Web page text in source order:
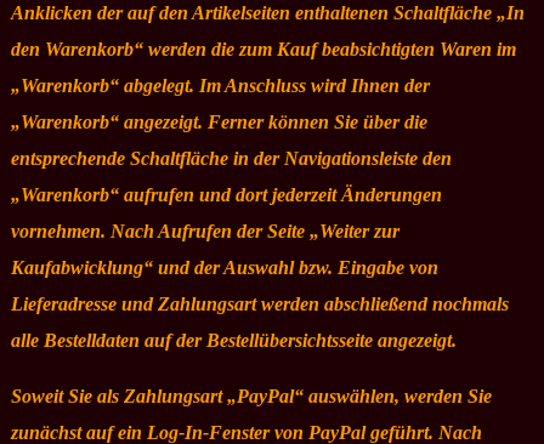
Anklicken der auf den Artikelseiten enthaltenen Schaltfläche „In
den Warenkorb“ werden die zum Kauf beabsichtigten Waren im
„Warenkorb“ abgelegt. Im Anschluss wird Ihnen der
„Warenkorb“ angezeigt. Ferner können Sie über die
entsprechende Schaltfläche in der Navigationsleiste den
„Warenkorb“ aufrufen und dort jederzeit Änderungen
vornehmen. Nach Aufrufen der Seite „Weiter zur
Kaufabwicklung“ und der Auswahl bzw. Eingabe von
Lieferadresse und Zahlungsart werden abschließend nochmals
alle Bestelldaten auf der Bestellübersichtsseite angezeigt.
Soweit Sie als Zahlungsart „PayPal“ auswählen, werden Sie
zunächst auf ein Log-In-Fenster von PayPal geführt. Nach